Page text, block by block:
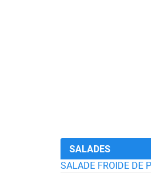
SALADES
SALADE FROIDE DE